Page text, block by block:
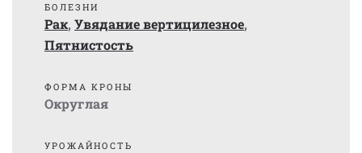
БОЛЕЗНИ
Рак, Увядание вертицилезное,
Пятнистость
ФОРМА КРОНЫ
Округлая
УРОЖАЙНОСТЬ